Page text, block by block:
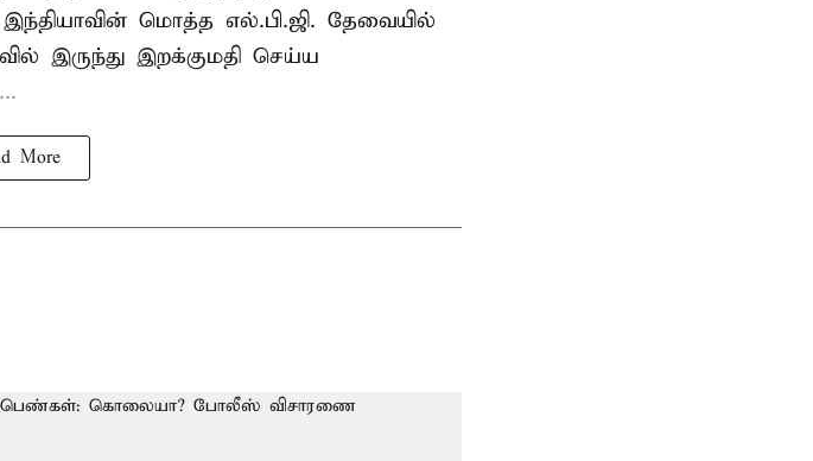
மொத்த எல்.பி.ஜி. தேவையில்
இருந்து இறக்குமதி செய்ய
More